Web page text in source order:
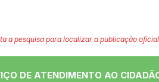
a pesquisa para localizar a publicação
DE ATENDIMENTO AO